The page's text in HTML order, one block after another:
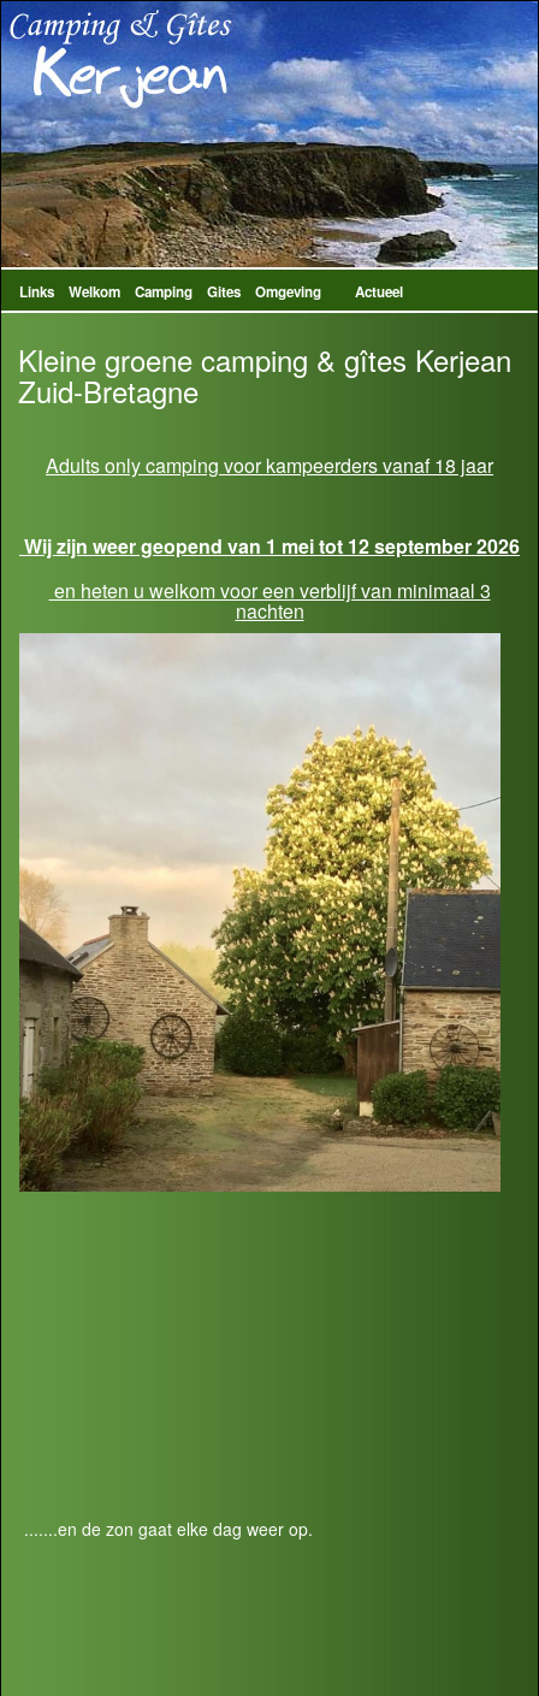
Links Welkom Camping Gites Omgeving Actueel
Kleine groene camping & gîtes Kerjean
Zuid-Bretagne
Adults only camping voor kampeerders vanaf 18 jaar
Wij zijn weer geopend van 1 mei tot 12 september 2026
en heten u welkom voor een verblijf van minimaal 3
nachten
.......en de zon gaat elke dag weer op.